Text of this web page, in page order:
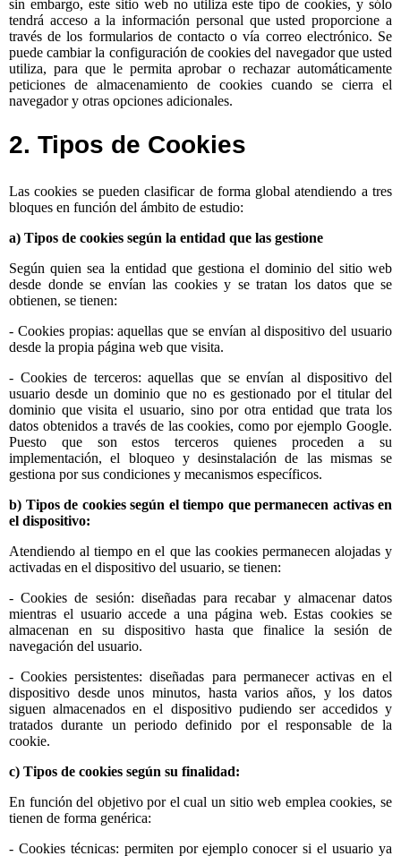
sin embargo, este sitio web no utiliza este tipo de cookies, y sólo
tendrá acceso a la información personal que usted proporcione a
través de los formularios de contacto o vía correo electrónico. Se
puede cambiar la configuración de cookies del navegador que usted
utiliza, para que le permita aprobar o rechazar automáticamente
peticiones de almacenamiento de cookies cuando se cierra el
navegador y otras opciones adicionales.
2. Tipos de Cookies
Las cookies se pueden clasificar de forma global atendiendo a tres
bloques en función del ámbito de estudio:
a) Tipos de cookies según la entidad que las gestione
Según quien sea la entidad que gestiona el dominio del sitio web
desde donde se envían las cookies y se tratan los datos que se
obtienen, se tienen:
- Cookies propias: aquellas que se envían al dispositivo del usuario
desde la propia página web que visita.
- Cookies de terceros: aquellas que se envían al dispositivo del
usuario desde un dominio que no es gestionado por el titular del
dominio que visita el usuario, sino por otra entidad que trata los
datos obtenidos a través de las cookies, como por ejemplo Google.
Puesto que son estos terceros quienes proceden a su
implementación, el bloqueo y desinstalación de las mismas se
gestiona por sus condiciones y mecanismos específicos.
b) Tipos de cookies según el tiempo que permanecen activas en
el dispositivo:
Atendiendo al tiempo en el que las cookies permanecen alojadas y
activadas en el dispositivo del usuario, se tienen:
- Cookies de sesión: diseñadas para recabar y almacenar datos
mientras el usuario accede a una página web. Estas cookies se
almacenan en su dispositivo hasta que finalice la sesión de
navegación del usuario.
- Cookies persistentes: diseñadas para permanecer activas en el
dispositivo desde unos minutos, hasta varios años, y los datos
siguen almacenados en el dispositivo pudiendo ser accedidos y
tratados durante un periodo definido por el responsable de la
cookie.
c) Tipos de cookies según su finalidad:
En función del objetivo por el cual un sitio web emplea cookies, se
tienen de forma genérica:
- Cookies técnicas: permiten por ejemplo conocer si el usuario ya